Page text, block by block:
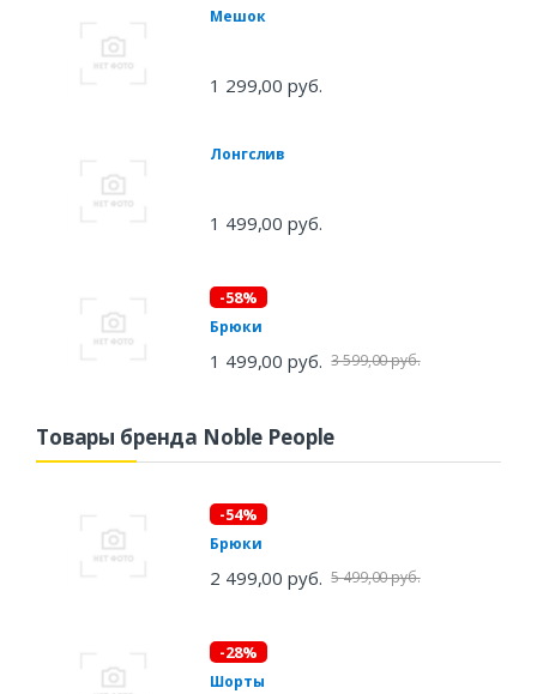
Мешок
1 299,00 руб.
Лонгслив
1 499,00 руб.
-58%
Брюки
1 499,00 руб. 3 599,00 руб.
Товары бренда Noble People
-54%
Брюки
2 499,00 руб. 5 499,00 руб.
-28%
Шорты